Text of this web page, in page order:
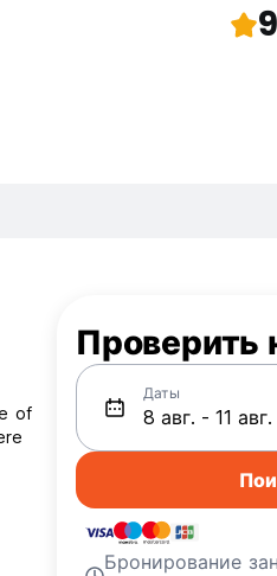
of
Проверить
Даты
Бронирование